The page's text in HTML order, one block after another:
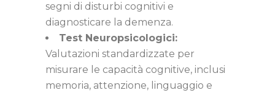
segni di disturbi cognitivi e
diagnosticare la demenza.
Test Neuropsicologici:
Valutazioni standardizzate per
misurare le capacità cognitive, inclusi
memoria, attenzione, linguaggio e